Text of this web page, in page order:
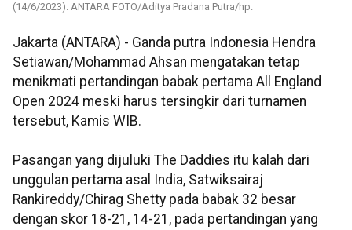
(14/6/2023). ANTARA FOTO/Aditya Pradana Putra/hp.
Jakarta (ANTARA) - Ganda putra Indonesia Hendra
Setiawan/Mohammad Ahsan mengatakan tetap
menikmati pertandingan babak pertama All England
Open 2024 meski harus tersingkir dari turnamen
tersebut, Kamis WIB.
Pasangan yang dijuluki The Daddies itu kalah dari
unggulan pertama asal India, Satwiksairaj
Rankireddy/Chirag Shetty pada babak 32 besar
dengan skor 18-21, 14-21, pada pertandingan yang